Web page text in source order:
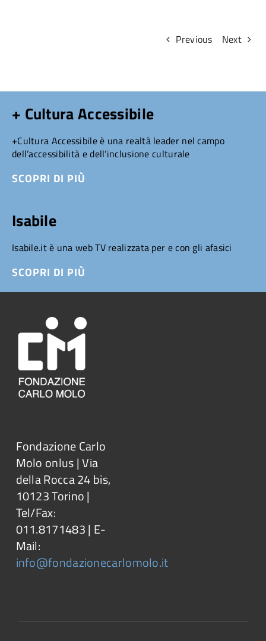
Previous Next
+ Cultura Accessibile
+Cultura Accessibile è una realtà leader nel campo
dell’accessibilità e dell’inclusione culturale
SCOPRI DI PIÙ
Isabile
Isabile.it è una web TV realizzata per e con gli afasici
SCOPRI DI PIÙ
Fondazione Carlo
Molo onlus | Via
della Rocca 24 bis,
10123 Torino |
Tel/Fax:
011.8171483 | E-
Mail:
info@fondazionecarlomolo.it